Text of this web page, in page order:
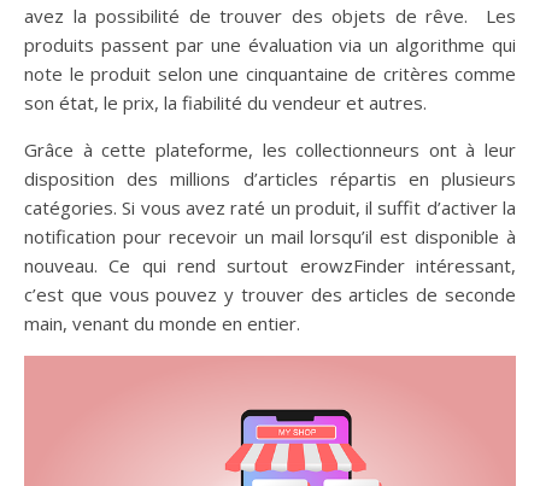
avez la possibilité de trouver des objets de rêve. Les
produits passent par une évaluation via un algorithme qui
note le produit selon une cinquantaine de critères comme
son état, le prix, la fiabilité du vendeur et autres.
Grâce à cette plateforme, les collectionneurs ont à leur
disposition des millions d’articles répartis en plusieurs
catégories. Si vous avez raté un produit, il suffit d’activer la
notification pour recevoir un mail lorsqu’il est disponible à
nouveau. Ce qui rend surtout erowzFinder intéressant,
c’est que vous pouvez y trouver des articles de seconde
main, venant du monde en entier.